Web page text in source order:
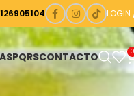
LOGIN
PQRSCONTACTO 0